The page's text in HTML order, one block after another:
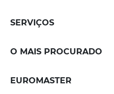
SERVIÇOS
O MAIS PROCURADO
EUROMASTER